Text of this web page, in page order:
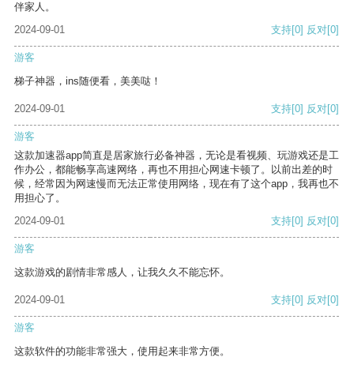
伴家人。
2024-09-01
支持[0] 反对[0]
游客
梯子神器，ins随便看，美美哒！
2024-09-01 支持[0] 反对[0]
游客
这款加速器app简直是居家旅行必备神器，无论是看视频、玩游戏还是工
作办公，都能畅享高速网络，再也不用担心网速卡顿了。以前出差的时
候，经常因为网速慢而无法正常使用网络，现在有了这个app，我再也不
用担心了。
2024-09-01
支持[0] 反对[0]
游客
这款游戏的剧情非常感人，让我久久不能忘怀。
2024-09-01 支持[0] 反对[0]
游客
这款软件的功能非常强大，使用起来非常方便。